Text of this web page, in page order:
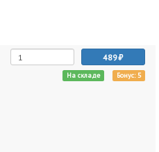
489
На складе Бонус: 5